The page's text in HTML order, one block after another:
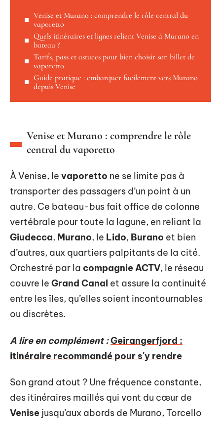
Venise et Murano : comprendre le rôle central du
vaporetto
Quels itinéraires et lignes relient Venise à Murano en
bateau ?
Tarifs, pass et astuces pour bien choisir son billet de
vaporetto
Guide pratique : embarquer facilement vers Murano
depuis Venise
Venise et Murano : comprendre le rôle
central du vaporetto
À Venise, le vaporetto ne se limite pas à
transporter des passagers d’un point à un
autre. Ce bateau-bus fait office de colonne
vertébrale pour toute la lagune, en reliant la
Giudecca, Murano, le Lido, Burano et bien
d’autres, aux quartiers palpitants de la cité.
Orchestré par la compagnie ACTV, le réseau
couvre le Grand Canal et assure la continuité
entre les îles, qu’elles soient incontournables
ou discrètes.
A lire en complément :Geirangerfjord :
itinéraire recommandé pour s'y rendre
Son grand atout ? Une fréquence constante,
des itinéraires maillés qui vont du cœur de
Venise jusqu’aux abords de Murano, Torcello